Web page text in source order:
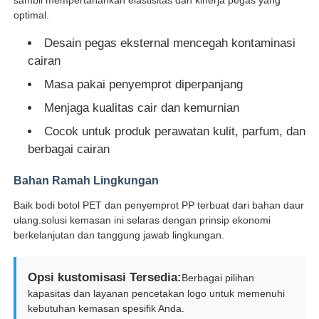
Wisata pabrik
Kontrol kualitas
Hubungi kami
Quote request suatu
Botol Semprot Kosmetik
Botol dropper kosmetik
optimal.
Desain pegas eksternal mencegah kontaminasi
cairan
Masa pakai penyemprot diperpanjang
Menjaga kualitas cair dan kemurnian
Cocok untuk produk perawatan kulit, parfum, dan
berbagai cairan
Bahan Ramah Lingkungan
Baik bodi botol PET dan penyemprot PP terbuat dari bahan daur
ulang.solusi kemasan ini selaras dengan prinsip ekonomi
berkelanjutan dan tanggung jawab lingkungan.
Opsi kustomisasi Tersedia:Berbagai pilihan
kapasitas dan layanan pencetakan logo untuk memenuhi
kebutuhan kemasan spesifik Anda.